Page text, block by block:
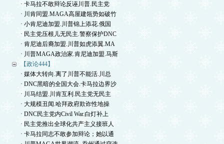
· 卡马拉不敢辩论反诬川普.民主党
· 川肯同盟.MAGA高屋建瓴势如破竹
· 小肯尼迪加盟.川普锦上添花.俄国
· 民主党压根儿无民主.警察保护DNC
· 肯尼迪后裔加盟.川普如虎添翼.MA
· 川普MAGA政治家.肯尼迪加盟.马斯
【政论444】
· 媒体大转向.离了川普不能活.川总
· DNC黑暗的全国大会.卡马拉边界沙
· 川马结盟.川肯互利.民主党无民主
· 大规模丑闻.哈拜政府欺诈性地操
· DNC民主党内Civil War.白灯补上
· 民主党推出全球化共产主义接班人
· 卡马拉同志不敢参加辩论；她以通